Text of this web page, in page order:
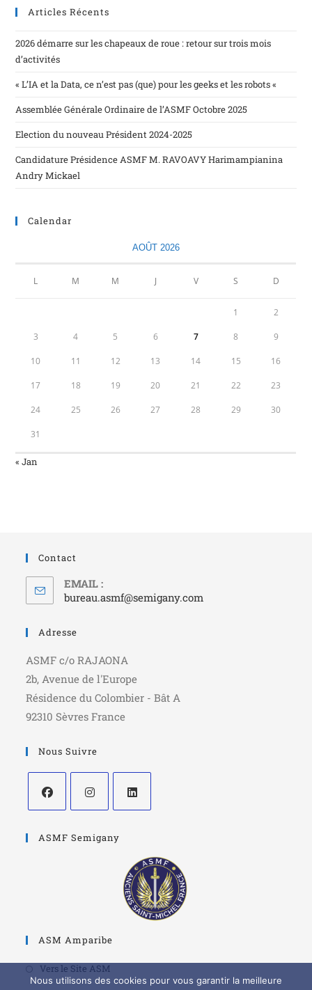
Articles Récents
2026 démarre sur les chapeaux de roue : retour sur trois mois
d’activités
« L’IA et la Data, ce n’est pas (que) pour les geeks et les robots «
Assemblée Générale Ordinaire de l’ASMF Octobre 2025
Election du nouveau Président 2024-2025
Candidature Présidence ASMF M. RAVOAVY Harimampianina
Andry Mickael
Calendar
AOÛT 2026
L M M J V S D
1 2
3 4 5 6 7 8 9
10 11 12 13 14 15 16
17 18 19 20 21 22 23
24 25 26 27 28 29 30
31
« Jan
Contact
EMAIL :
bureau.asmf@semigany.com
Adresse
ASMF c/o RAJAONA
2b, Avenue de l'Europe
Résidence du Colombier - Bât A
92310 Sèvres France
Nous Suivre
ASMF Semigany
ASM Amparibe
Vers le Site ASM
Nous utilisons des cookies pour vous garantir la meilleure